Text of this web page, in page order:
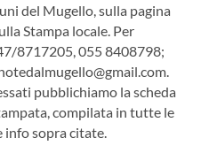
del Mugello, sulla pagina
Stampa locale. Per
8717205, 055 8408798;
pubblichiamo la scheda
compilata in tutte le
info sopra citate.